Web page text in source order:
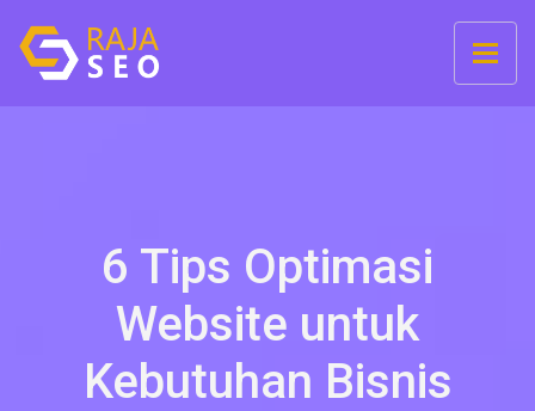
6 Tips Optimasi
Website untuk
Kebutuhan Bisnis